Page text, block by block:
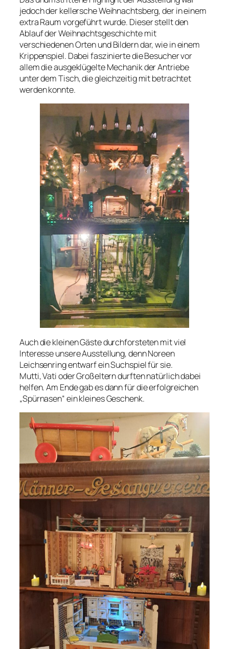
jedoch der kellersche Weihnachtsberg, der in einem
extra Raum vorgeführt wurde. Dieser stellt den
Ablauf der Weihnachtsgeschichte mit
verschiedenen Orten und Bildern dar, wie in einem
Krippenspiel. Dabei faszinierte die Besucher vor
allem die ausgeklügelte Mechanik der Antriebe
unter dem Tisch, die gleichzeitig mit betrachtet
werden konnte.
Auch die kleinen Gäste durchforsteten mit viel
Interesse unsere Ausstellung, denn Noreen
Leichsenring entwarf ein Suchspiel für sie.
Mutti, Vati oder Großeltern durften natürlich dabei
helfen. Am Ende gab es dann für die erfolgreichen
„Spürnasen“ ein kleines Geschenk.